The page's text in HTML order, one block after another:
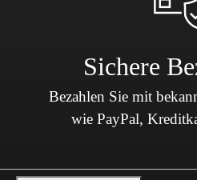
Sichere
Bezahlen Sie mit
wie PayPal,